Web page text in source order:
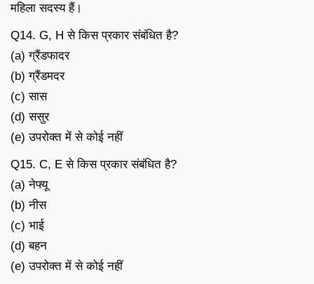
महिला सदस्य हैं।
Q14. G, H से किस प्रकार संबंधित है?
(a) ग्रैंडफादर
(b) ग्रैंडमदर
(c) सास
(d) ससुर
(e) उपरोक्त में से कोई नहीं
Q15. C, E से किस प्रकार संबंधित है?
(a) नेफ्यू
(b) नीस
(c) भाई
(d) बहन
(e) उपरोक्त में से कोई नहीं